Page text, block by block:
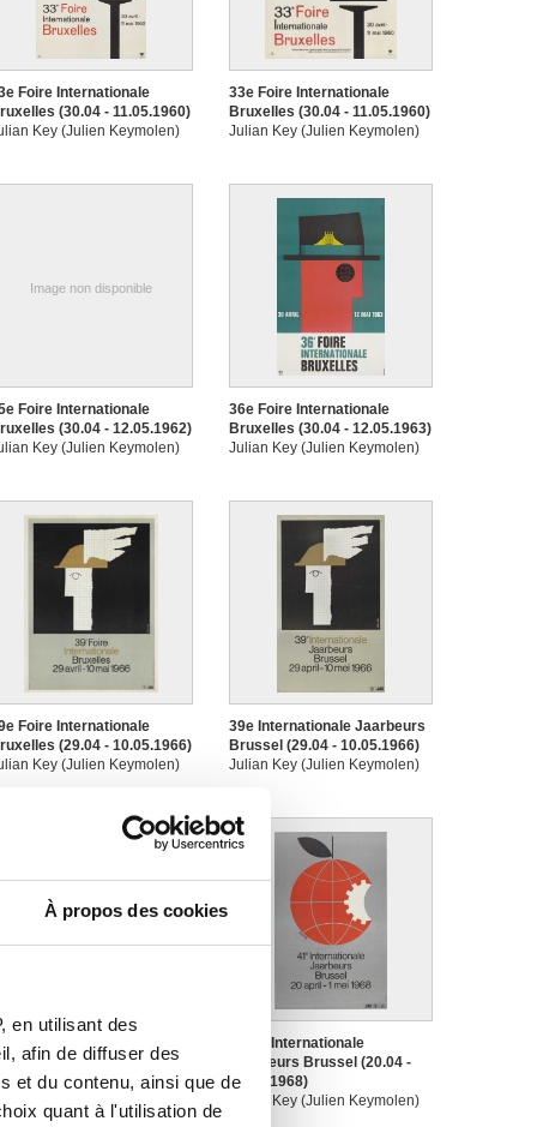
À propos des cookies
en utilisant des
afin de diffuser des
et du contenu, ainsi que de
quant à l'utilisation de
Foire Internationale
(30.04 - 11.05.1960)
Key (Julien Keymolen)
33e Foire Internationale
Bruxelles (30.04 - 11.05.1960)
Julian Key (Julien Keymolen)
Image non disponible
Foire Internationale
(30.04 - 12.05.1962)
Key (Julien Keymolen)
36e Foire Internationale
Bruxelles (30.04 - 12.05.1963)
Julian Key (Julien Keymolen)
Foire Internationale
(29.04 - 10.05.1966)
Key (Julien Keymolen)
39e Internationale Jaarbeurs
Brussel (29.04 - 10.05.1966)
Julian Key (Julien Keymolen)
Foire Internationale
(20.04 - 01.05.1968)
Key (Julien Keymolen)
41ste Internationale
Jaarbeurs Brussel (20.04 -
01.05.1968)
Julian Key (Julien Keymolen)